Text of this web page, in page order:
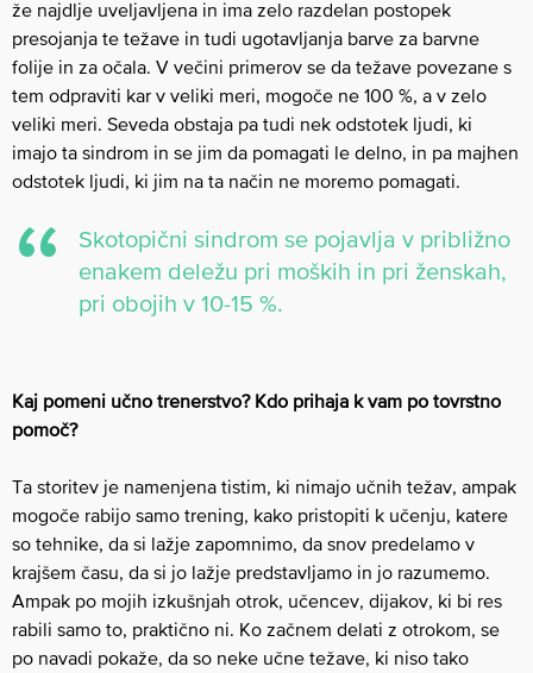
že najdlje uveljavljena in ima zelo razdelan postopek
presojanja te težave in tudi ugotavljanja barve za barvne
folije in za očala. V večini primerov se da težave povezane s
tem odpraviti kar v veliki meri, mogoče ne 100 %, a v zelo
veliki meri. Seveda obstaja pa tudi nek odstotek ljudi, ki
imajo ta sindrom in se jim da pomagati le delno, in pa majhen
odstotek ljudi, ki jim na ta način ne moremo pomagati.
Skotopični sindrom se pojavlja v približno
enakem deležu pri moških in pri ženskah,
pri obojih v 10-15 %.
Kaj pomeni učno trenerstvo? Kdo prihaja k vam po tovrstno
pomoč?
Ta storitev je namenjena tistim, ki nimajo učnih težav, ampak
mogoče rabijo samo trening, kako pristopiti k učenju, katere
so tehnike, da si lažje zapomnimo, da snov predelamo v
krajšem času, da si jo lažje predstavljamo in jo razumemo.
Ampak po mojih izkušnjah otrok, učencev, dijakov, ki bi res
rabili samo to, praktično ni. Ko začnem delati z otrokom, se
po navadi pokaže, da so neke učne težave, ki niso tako